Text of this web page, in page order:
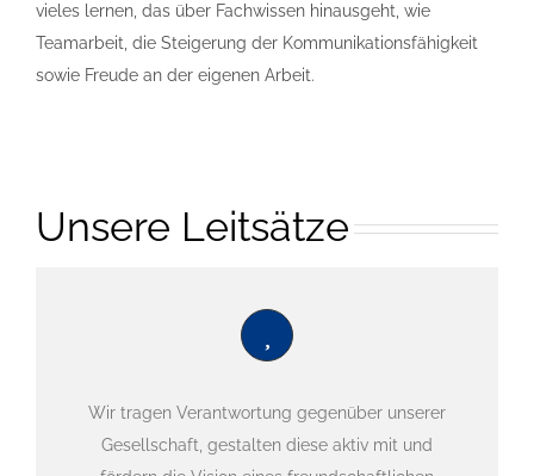
vieles lernen, das über Fachwissen hinausgeht, wie
Teamarbeit, die Steigerung der Kommunikationsfähigkeit
sowie Freude an der eigenen Arbeit.
Unsere Leitsätze
Wir tragen Verantwortung gegenüber unserer
Gesellschaft, gestalten diese aktiv mit und